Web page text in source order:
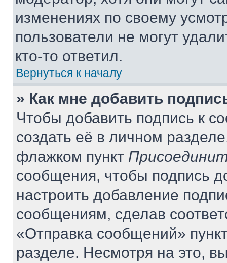
изменениях по своему
пользователи не могут
кто-то ответил.
Вернуться к началу
» Как мне добавить
Чтобы добавить подпись к
создать её в личном
флажком пункт
сообщения, чтобы подпись
настроить добавление
сообщениям, сделав
«Отправка сообщений»
разделе. Несмотря на это,